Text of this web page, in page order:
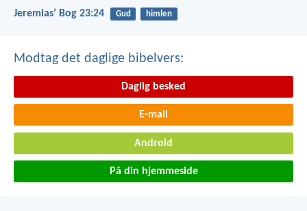
Jeremiasʼ Bog 23:24 Gud himlen
Modtag det daglige bibelvers:
Daglig besked
E-mail
Android
På din hjemmeside